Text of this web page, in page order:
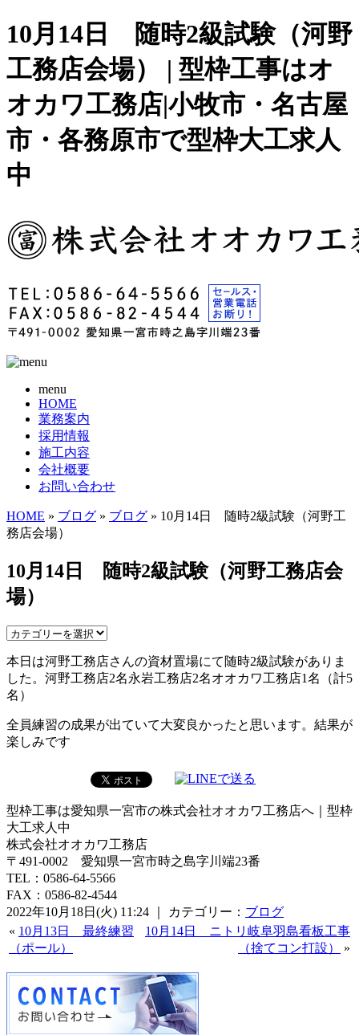
10月14日 随時2級試験（河野
工務店会場） | 型枠工事はオ
オカワ工務店|小牧市・名古屋
市・各務原市で型枠大工求人
中
menu
HOME
業務案内
採用情報
施工内容
会社概要
お問い合わせ
HOME » ブログ » ブログ » 10月14日 随時2級試験（河野工
務店会場）
10月14日 随時2級試験（河野工務店会
場）
本日は河野工務店さんの資材置場にて随時2級試験がありま
した。河野工務店2名永岩工務店2名オオカワ工務店1名（計5
名）
全員練習の成果が出ていて大変良かったと思います。結果が
楽しみです
型枠工事は愛知県一宮市の株式会社オオカワ工務店へ｜型枠
大工求人中
株式会社オオカワ工務店
〒491-0002 愛知県一宮市時之島字川端23番
TEL：0586-64-5566
FAX：0586-82-4544
2022年10月18日(火) 11:24 ｜ カテゴリー： ブログ
« 10月13日 最終練習
（ポール）
10月14日 ニトリ岐阜羽島看板工事
（捨てコン打設）
»